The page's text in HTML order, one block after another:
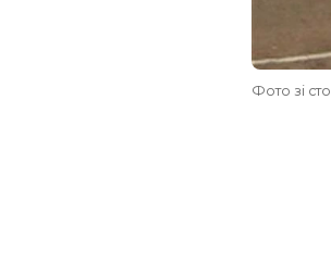
Фото зі